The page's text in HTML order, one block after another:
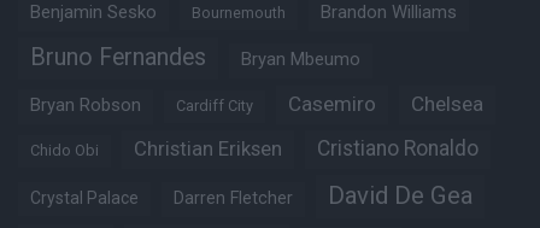
Benjamin Sesko Bournemouth Brandon Williams
Bruno Fernandes Bryan Mbeumo
Bryan Robson Cardiff City Casemiro Chelsea
Chido Obi Christian Eriksen Cristiano Ronaldo
Crystal Palace Darren Fletcher David De Gea